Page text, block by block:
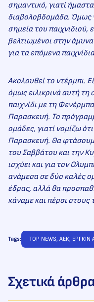
σημαντικό, γιατί
διαβολοβδομάδα. Όμως
σημεία του
βελτιωμένοι στην
για τα επόμενα
Ακολουθεί το ντέρμπι.
όμως ειλικρινά αυτή
παιχνίδι με τη
Παρασκευή. Το
ομάδες, γιατί νομίζω
Παρασκευή. Θα
του Σαββάτου και την
ισχύει και για τον
ανάμεσα σε δύο καλές
έδρας, αλλά θα
κάναμε και πέρσι στους
Tags: TOP NEWS, ΑΕΚ, ΕΡΓΚΙΝ
Σχετικά